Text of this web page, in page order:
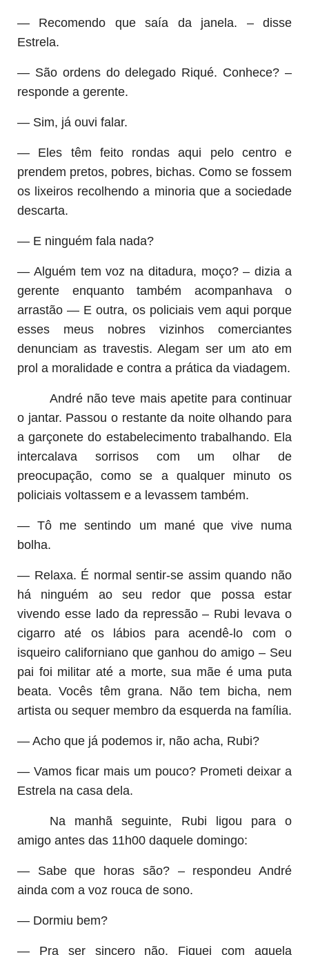
— Recomendo que saía da janela. – disse
Estrela.
— São ordens do delegado Riqué. Conhece? –
responde a gerente.
— Sim, já ouvi falar.
— Eles têm feito rondas aqui pelo centro e
prendem pretos, pobres, bichas. Como se fossem
os lixeiros recolhendo a minoria que a sociedade
descarta.
— E ninguém fala nada?
— Alguém tem voz na ditadura, moço? – dizia a
gerente enquanto também acompanhava o
arrastão — E outra, os policiais vem aqui porque
esses meus nobres vizinhos comerciantes
denunciam as travestis. Alegam ser um ato em
prol a moralidade e contra a prática da viadagem.
André não teve mais apetite para continuar
o jantar. Passou o restante da noite olhando para
a garçonete do estabelecimento trabalhando. Ela
intercalava sorrisos com um olhar de
preocupação, como se a qualquer minuto os
policiais voltassem e a levassem também.
— Tô me sentindo um mané que vive numa
bolha.
— Relaxa. É normal sentir-se assim quando não
há ninguém ao seu redor que possa estar
vivendo esse lado da repressão – Rubi levava o
cigarro até os lábios para acendê-lo com o
isqueiro californiano que ganhou do amigo – Seu
pai foi militar até a morte, sua mãe é uma puta
beata. Vocês têm grana. Não tem bicha, nem
artista ou sequer membro da esquerda na família.
— Acho que já podemos ir, não acha, Rubi?
— Vamos ficar mais um pouco? Prometi deixar a
Estrela na casa dela.
Na manhã seguinte, Rubi ligou para o
amigo antes das 11h00 daquele domingo:
— Sabe que horas são? – respondeu André
ainda com a voz rouca de sono.
— Dormiu bem?
— Pra ser sincero não. Fiquei com aquela